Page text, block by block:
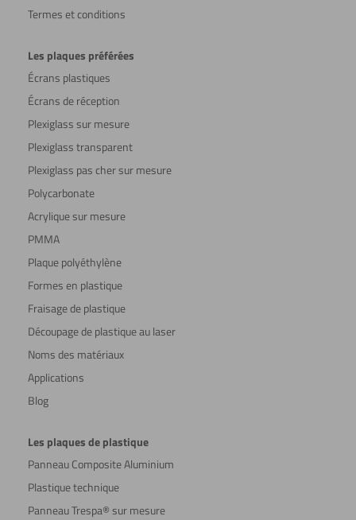
Termes et conditions
Les plaques préférées
Écrans plastiques
Écrans de réception
Plexiglass sur mesure
Plexiglass transparent
Plexiglass pas cher sur mesure
Polycarbonate
Acrylique sur mesure
PMMA
Plaque polyéthylène
Formes en plastique
Fraisage de plastique
Découpage de plastique au laser
Noms des matériaux
Applications
Blog
Les plaques de plastique
Panneau Composite Aluminium
Plastique technique
Panneau Trespa® sur mesure